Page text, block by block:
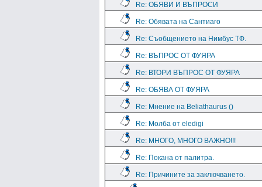
Re: ОБЯВИ И ВЪПРОСИ
Re: Обявата на Сантиаго
Re: Съобщението на Нимбус ТФ.
Re: ВЪПРОС ОТ ФУЯРА
Re: ВТОРИ ВЪПРОС ОТ ФУЯРА
Re: ОБЯВА ОТ ФУЯРА
Re: Мнение на Beliathaurus ()
Re: Молба от eledigi
Re: МНОГО, МНОГО ВАЖНО!!!
Re: Покана от палитра.
Re: Причините за заключването.